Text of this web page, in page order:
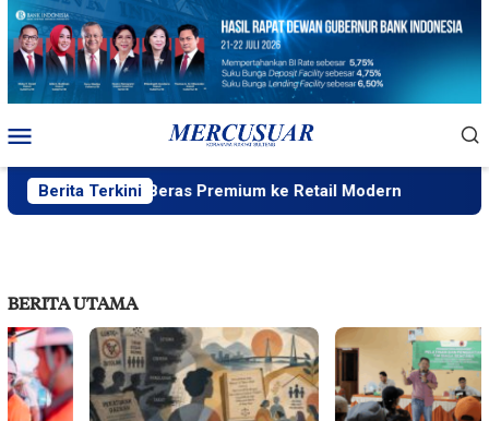
Loncat
konten
Mobile
Berita Terkini
Distribusi Beras Premium ke Retail Modern
BERITA UTAMA